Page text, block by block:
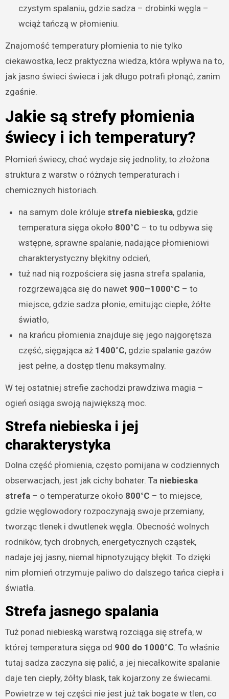
czystym spalaniu, gdzie sadza – drobinki węgla –
wciąż tańczą w płomieniu.
Znajomość temperatury płomienia to nie tylko
ciekawostka, lecz praktyczna wiedza, która wpływa na to,
jak jasno świeci świeca i jak długo potrafi płonąć, zanim
zgaśnie.
Jakie są strefy płomienia
świecy i ich temperatury?
Płomień świecy, choć wydaje się jednolity, to złożona
struktura z warstw o różnych temperaturach i
chemicznych historiach.
na samym dole króluje strefa niebieska, gdzie
temperatura sięga około 800°C – to tu odbywa się
wstępne, sprawne spalanie, nadające płomieniowi
charakterystyczny błękitny odcień,
tuż nad nią rozpościera się jasna strefa spalania,
rozgrzewająca się do nawet 900–1000°C – to
miejsce, gdzie sadza płonie, emitując ciepłe, żółte
światło,
na krańcu płomienia znajduje się jego najgorętsza
część, sięgająca aż 1400°C, gdzie spalanie gazów
jest pełne, a dostęp tlenu maksymalny.
W tej ostatniej strefie zachodzi prawdziwa magia –
ogień osiąga swoją największą moc.
Strefa niebieska i jej
charakterystyka
Dolna część płomienia, często pomijana w codziennych
obserwacjach, jest jak cichy bohater. Ta niebieska
strefa– o temperaturze około 800°C – to miejsce,
gdzie węglowodory rozpoczynają swoje przemiany,
tworząc tlenek i dwutlenek węgla. Obecność wolnych
rodników, tych drobnych, energetycznych cząstek,
nadaje jej jasny, niemal hipnotyzujący błękit. To dzięki
nim płomień otrzymuje paliwo do dalszego tańca ciepła i
światła.
Strefa jasnego spalania
Tuż ponad niebieską warstwą rozciąga się strefa, w
której temperatura sięga od 900 do 1000°C. To właśnie
tutaj sadza zaczyna się palić, a jej niecałkowite spalanie
daje ten ciepły, żółty blask, tak kojarzony ze świecami.
Powietrze w tej części nie jest już tak bogate w tlen, co